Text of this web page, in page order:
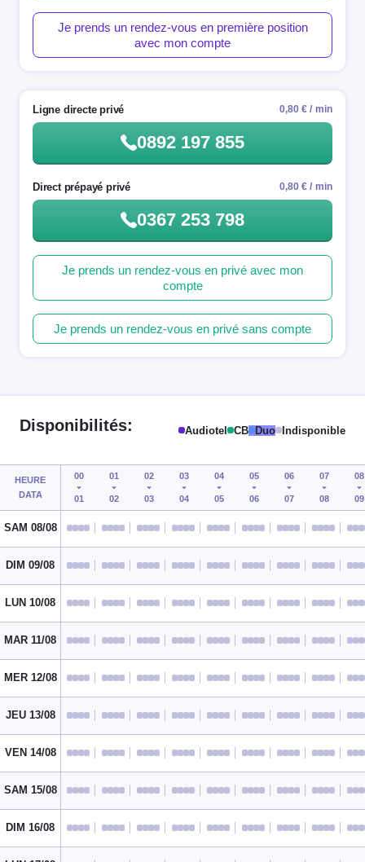
Je prends un rendez-vous en première position
avec mon compte
Ligne directe privé 0,80 € / min
0892 197 855
Direct prépayé privé 0,80 € / min
0367 253 798
Je prends un rendez-vous en privé avec mon
compte
Je prends un rendez-vous en privé sans compte
Disponibilités: Audiotel CB Duo Indisponible
HEURE
DATA
00
01
01
02
02
03
03
04
04
05
05
06
06
07
07
08
08
09
SAM 08/08
DIM 09/08
LUN 10/08
MAR 11/08
MER 12/08
JEU 13/08
VEN 14/08
SAM 15/08
DIM 16/08